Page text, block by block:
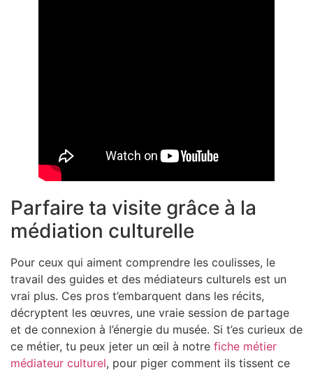
Parfaire ta visite grâce à la
médiation culturelle
Pour ceux qui aiment comprendre les coulisses, le
travail des guides et des médiateurs culturels est un
vrai plus. Ces pros t’embarquent dans les récits,
décryptent les œuvres, une vraie session de partage
et de connexion à l’énergie du musée. Si t’es curieux de
ce métier, tu peux jeter un œil à notre fiche métier
médiateur culturel, pour piger comment ils tissent ce